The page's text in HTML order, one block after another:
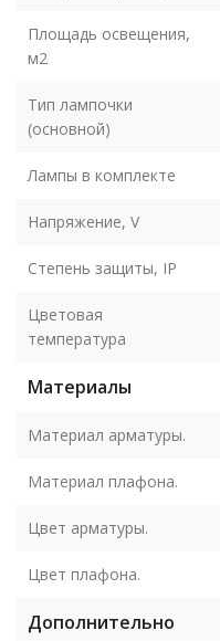
Площадь освещения,
м2
Тип лампочки
(основной)
Лампы в комплекте
Напряжение, V
Степень защиты, IP
Цветовая
температура
Материалы
Материал арматуры.
Материал плафона.
Цвет арматуры.
Цвет плафона.
Дополнительно